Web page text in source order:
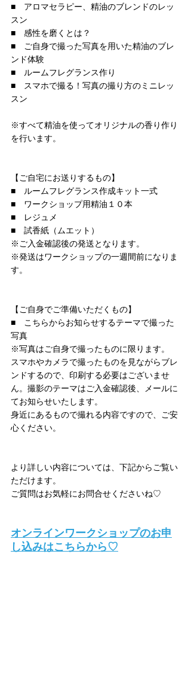
■　アロマセラピー、精油のブレンドのレッ
スン
■　感性を磨くとは？
■　ご自身で撮った写真を用いた精油のブレ
ンド体験
■　ルームフレグランス作り
■　スマホで撮る！写真の撮り方のミニレッ
スン
※すべて精油を使ってオリジナルの香り作り
を行います。
【ご自宅にお送りするもの】
■　ルームフレグランス作成キット一式
■　ワークショップ用精油１０本
■　レジュメ
■　試香紙（ムエット）
※ご入金確認後の発送となります。
※発送はワークショップの一週間前になりま
す。
【ご自身でご準備いただくもの】
■　こちらからお知らせするテーマで撮った
写真
※写真はご自身で撮ったものに限ります。
スマホやカメラで撮ったものを見ながらブレ
ンドするので、印刷する必要はございませ
ん。撮影のテーマはご入金確認後、メールに
てお知らせいたします。
身近にあるもので撮れる内容ですので、ご安
心ください。
より詳しい内容については、下記からご覧い
ただけます。
ご質問はお気軽にお問合せくださいね♡
オンラインワークショップのお申
し込みはこちらから♡